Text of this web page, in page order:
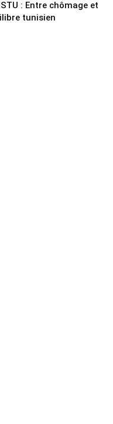
: Entre chômage et
tunisien